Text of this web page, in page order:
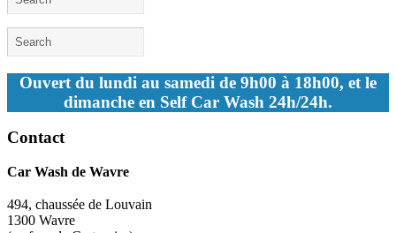
Ouvert du lundi au samedi de 9h00 à 18h00, et le
dimanche en Self Car Wash 24h/24h.
Contact
Car Wash de Wavre
494, chaussée de Louvain
1300 Wavre